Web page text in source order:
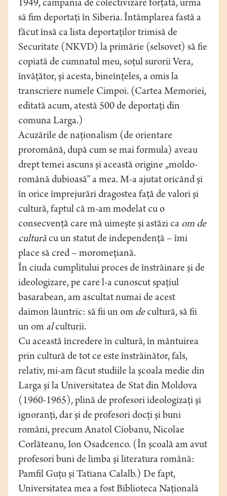
1949, campania de colectivizare forţată, urma
să fim deportaţi în Siberia. Întâmplarea fastă a
făcut însă ca lista deportaţilor trimisă de
Securitate (NKVD) la primărie (selsovet) să fie
copiată de cumnatul meu, soţul surorii Vera,
învăţător, şi acesta, bineînţeles, a omis la
transcriere numele Cimpoi. (Cartea Memoriei,
editată acum, atestă 500 de deportaţi din
comuna Larga.)
Acuzările de naţionalism (de orientare
proromână, după cum se mai formula) aveau
drept temei ascuns şi această origine „moldo-
română dubioasă” a mea. M-a ajutat oricând şi
în orice împrejurări dragostea faţă de valori şi
cultură, faptul că m-am modelat cu o
consecvenţă care mă uimeşte şi astăzi ca om de
cultură cu un statut de independenţă – îmi
place să cred – moromeţiană.
În ciuda cumplitului proces de înstrăinare şi de
ideologizare, pe care l-a cunoscut spaţiul
basarabean, am ascultat numai de acest
daimon lăuntric: să fii un om decultură, să fii
un om alculturii.
Cu această încredere în cultură, în mântuirea
prin cultură de tot ce este înstrăinător, fals,
relativ, mi-am făcut studiile la şcoala medie din
Larga şi la Universitatea de Stat din Moldova
(1960-1965), plină de profesori ideologizaţi şi
ignoranţi, dar şi de profesori docţi şi buni
români, precum Anatol Ciobanu, Nicolae
Corlăteanu, Ion Osadcenco. (În şcoală am avut
profesori buni de limba şi literatura română:
Pamfil Guţu şi Tatiana Calalb.) De fapt,
Universitatea mea a fost Biblioteca Naţională